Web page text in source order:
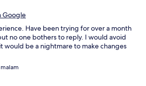
Google
Have been trying for over a month
no one bothers to reply. I would avoid
would be a nightmare to make changes